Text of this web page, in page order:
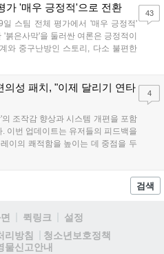
가 '매우 긍정적'으로 전환
일 스팀 전체 평가에서 '매우 긍정적'
붉은사막'을 둘러싼 여론은 긍정적이
와 중구난방인 스토리, 다소 불편한
(UX) 등이 단점으로 지적됐다. 그 결
43
의성 패치, "이제 달리기 연타
조작감 향상과 시스템 개편을 포함
이번 업데이트는 유저들의 피드백을
이의 쾌적함을 높이는 데 중점을 두
캐릭터와 탑승물의 이동 조작 편의
4
검색
퀵링크
설정
리방침
청소년보호정책
물신고안내